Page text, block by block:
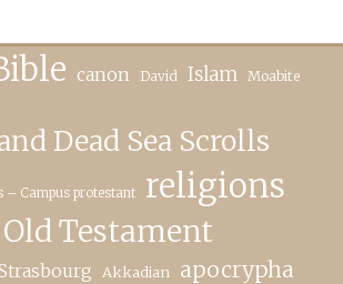
canon David Islam Moabite
Dead Sea Scrolls
– Campus protestant religions
Testament
Akkadian apocrypha